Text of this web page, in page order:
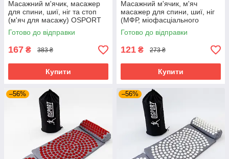
Масажний м'ячик, масажер
для спини, шиї, ніг та стоп
(м'яч для масажу) OSPORT
6см (MS 3271-1) Зелений
Готово до відправки
167 ₴ 383 ₴
Купити
Масажний м'ячик, м'яч
масажер для спини, шиї, ніг
(МФР, міофасціального
релізу) OSPORT EPP 10см
(MS 3338-3) Чорний
Готово до відправки
121 ₴ 273 ₴
Купити
–56% –56%